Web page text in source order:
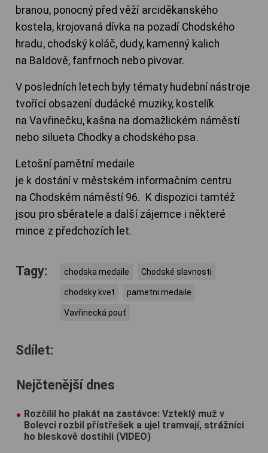
branou, ponocný před věží arciděkanského
kostela, krojovaná dívka na pozadí Chodského
hradu, chodský koláč, dudy, kamenný kalich
na Baldově, fanfrnoch nebo pivovar.
V posledních letech byly tématy hudební nástroje
tvořící obsazení dudácké muziky, kostelík
na Vavřinečku, kašna na domažlickém náměstí
nebo silueta Chodky a chodského psa.
Letošní pamětní medaile
je k dostání v městském informačním centru
na Chodském náměstí 96. K dispozici tamtéž
jsou pro sběratele a další zájemce i některé
mince z předchozích let.
Tagy: chodska medaile Chodské slavnosti
chodsky kvet pametni medaile
Vavřinecká pouť
Sdílet:
Nejčtenější dnes
Rozčílil ho plakát na zastávce: Vzteklý muž v
Bolevci rozbil přístřešek a ujel tramvají, strážníci
ho bleskově dostihli (VIDEO)